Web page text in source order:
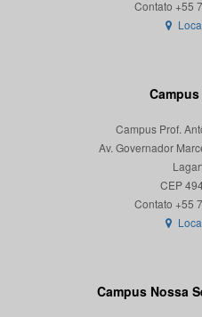
Campus Prof.
Av. Governador
CEP
Campus Nossa